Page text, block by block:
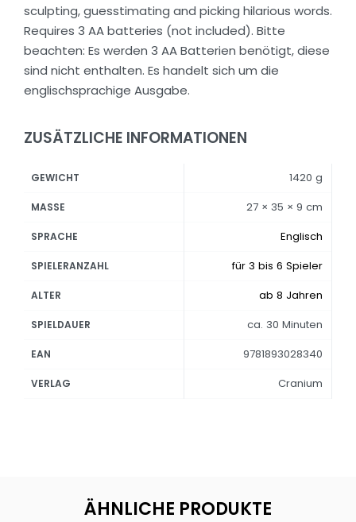
sculpting, guesstimating and picking hilarious words.
Requires 3 AA batteries (not included). Bitte
beachten: Es werden 3 AA Batterien benötigt, diese
sind nicht enthalten. Es handelt sich um die
englischsprachige Ausgabe.
ZUSÄTZLICHE INFORMATIONEN
GEWICHT 1420 g
MASSE 27 × 35 × 9 cm
SPRACHE Englisch
SPIELERANZAHL für 3 bis 6 Spieler
ALTER ab 8 Jahren
SPIELDAUER ca. 30 Minuten
EAN 9781893028340
VERLAG Cranium
ÄHNLICHE PRODUKTE